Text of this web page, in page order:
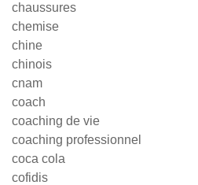
chaussures
chemise
chine
chinois
cnam
coach
coaching de vie
coaching professionnel
coca cola
cofidis